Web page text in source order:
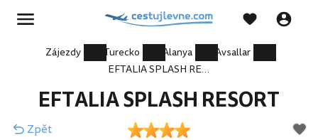
Zájezdy Turecko Alanya
Avsallar
EFTALIA SPLASH RESORT
EFTALIA SPLASH RESORT
Zpět